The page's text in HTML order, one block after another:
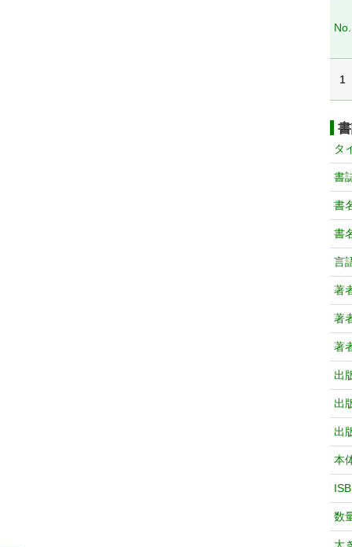
No.
1
タ
書
書
書
言
著
著
著
出
出
出
本
数